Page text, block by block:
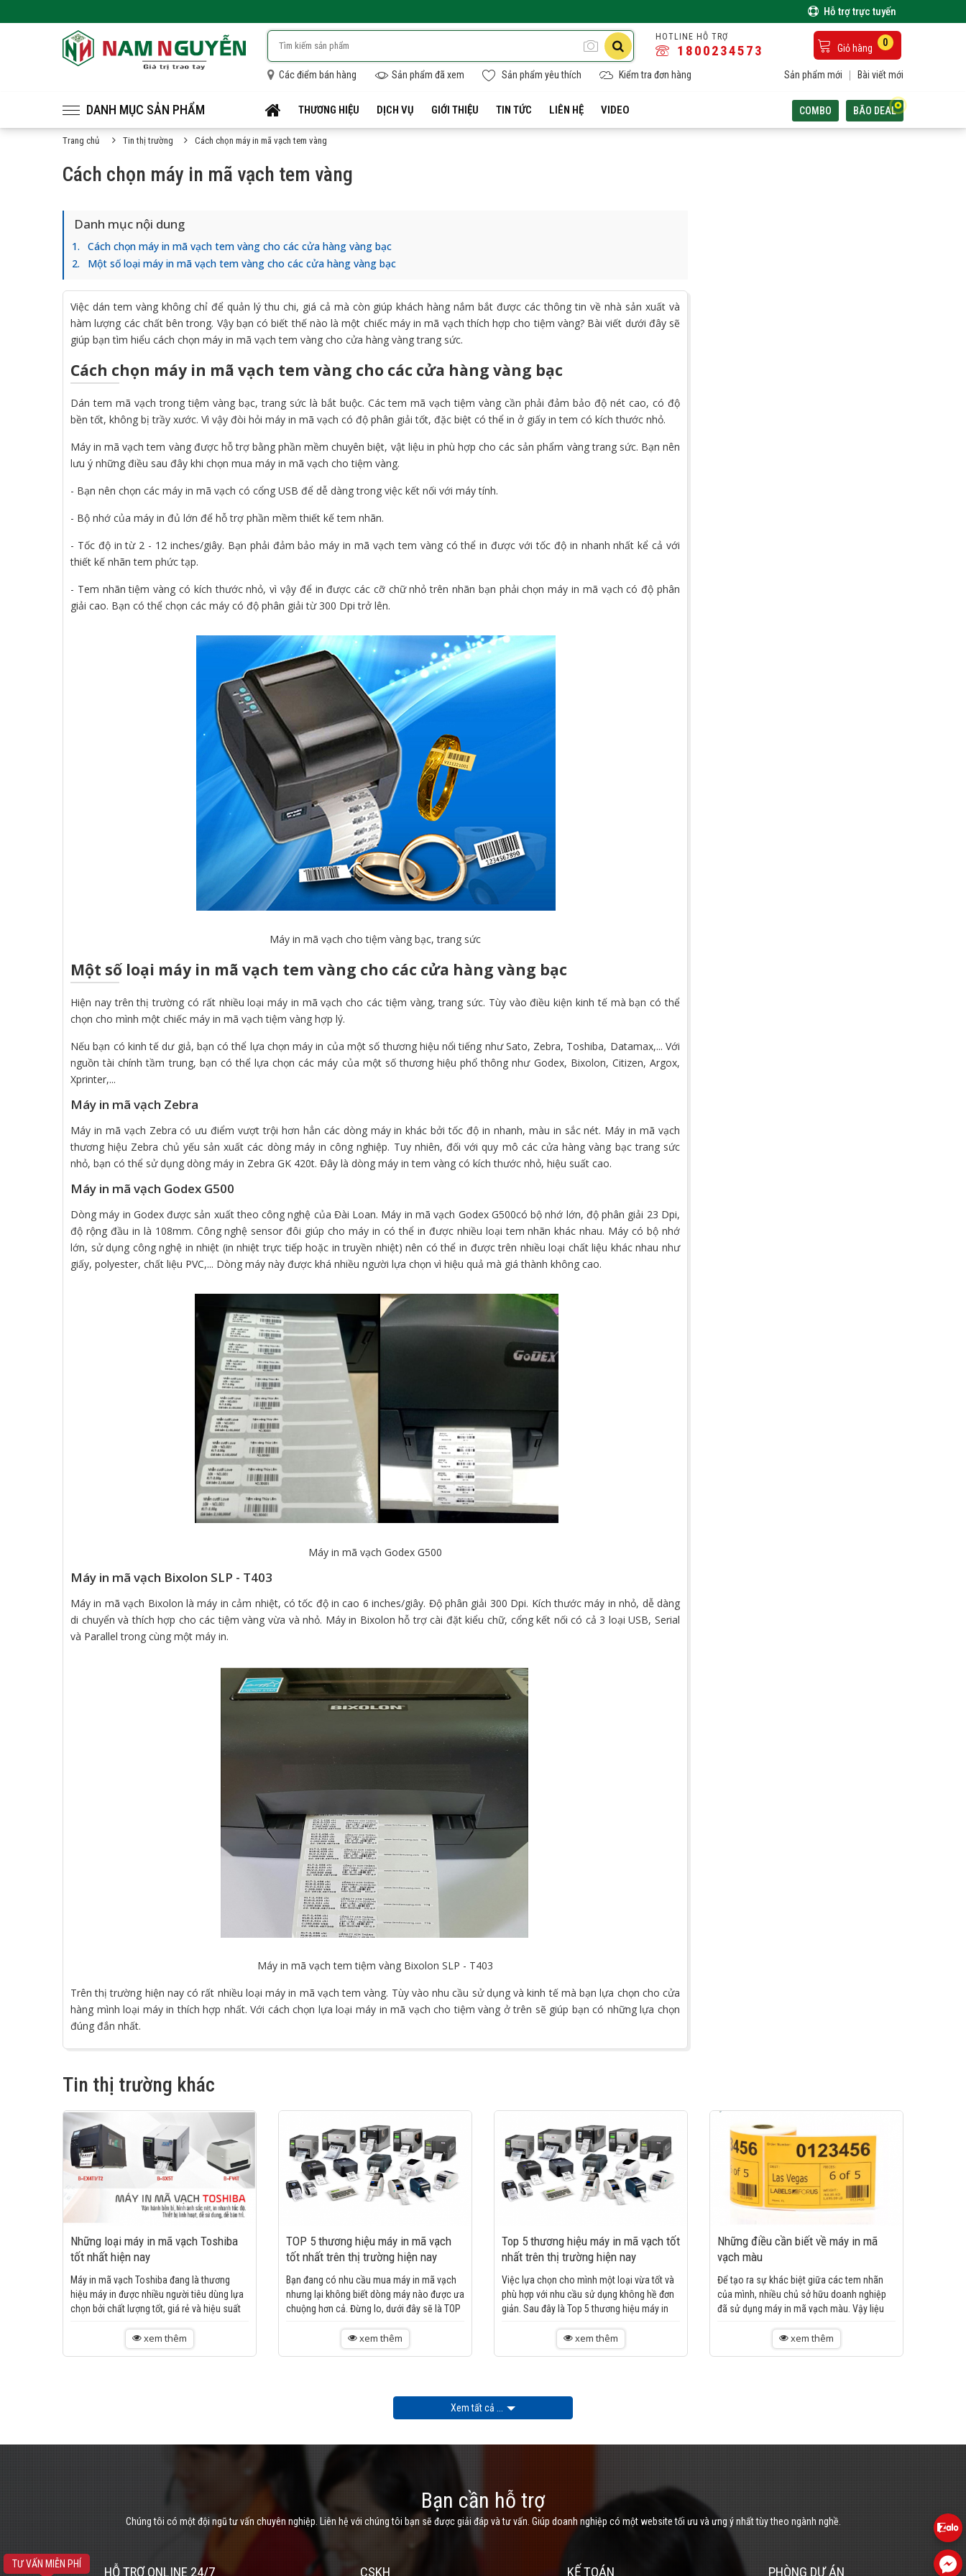
Hỗ trợ trực tuyến
HOTLINE HỖ TRỢ
1800234573 Giỏ hàng 0
Các điểm bán hàng Sản phẩm đã xem Sản phẩm yêu thích Kiểm tra đơn hàng Sản phẩm mới Bài viết mới
DANH MỤC SẢN PHẨM THƯƠNG HIỆU DỊCH VỤ GIỚI THIỆU TIN TỨC LIÊN HỆ VIDEO COMBO BÃO DEAL
Trang chủ Tin thị trường Cách chọn máy in mã vạch tem vàng
Cách chọn máy in mã vạch tem vàng
Danh mục nội dung
Cách chọn máy in mã vạch tem vàng cho các cửa hàng vàng bạc
Một số loại máy in mã vạch tem vàng cho các cửa hàng vàng bạc
Việc dán tem vàng không chỉ để quản lý thu chi, giá cả mà còn giúp khách hàng nắm bắt được các thông tin về nhà sản xuất và
hàm lượng các chất bên trong. Vậy bạn có biết thế nào là một chiếc máy in mã vạch thích hợp cho tiệm vàng? Bài viết dưới đây sẽ
giúp bạn tìm hiểu cách chọn máy in mã vạch tem vàng cho cửa hàng vàng trang sức.
Cách chọn máy in mã vạch tem vàng cho các cửa hàng vàng bạc
Dán tem mã vạch trong tiệm vàng bạc, trang sức là bắt buộc. Các tem mã vạch tiệm vàng cần phải đảm bảo độ nét cao, có độ
bền tốt, không bị trầy xước. Vì vậy đòi hỏi máy in mã vạch có độ phân giải tốt, đặc biệt có thể in ở giấy in tem có kích thước nhỏ.
Máy in mã vạch tem vàng được hỗ trợ bằng phần mềm chuyên biệt, vật liệu in phù hợp cho các sản phẩm vàng trang sức. Bạn nên
lưu ý những điều sau đây khi chọn mua máy in mã vạch cho tiệm vàng.
- Bạn nên chọn các máy in mã vạch có cổng USB để dễ dàng trong việc kết nối với máy tính.
- Bộ nhớ của máy in đủ lớn để hỗ trợ phần mềm thiết kế tem nhãn.
- Tốc độ in từ 2 - 12 inches/giây. Bạn phải đảm bảo máy in mã vạch tem vàng có thể in được với tốc độ in nhanh nhất kể cả với
thiết kế nhãn tem phức tạp.
- Tem nhãn tiệm vàng có kích thước nhỏ, vì vậy để in được các cỡ chữ nhỏ trên nhãn bạn phải chọn máy in mã vạch có độ phân
giải cao. Bạn có thể chọn các máy có độ phân giải từ 300 Dpi trở lên.
Máy in mã vạch cho tiệm vàng bạc, trang sức
Một số loại máy in mã vạch tem vàng cho các cửa hàng vàng bạc
Hiện nay trên thị trường có rất nhiều loại máy in mã vạch cho các tiệm vàng, trang sức. Tùy vào điều kiện kinh tế mà bạn có thể
chọn cho mình một chiếc máy in mã vạch tiệm vàng hợp lý.
Nếu bạn có kinh tế dư giả, bạn có thể lựa chọn máy in của một số thương hiệu nổi tiếng như Sato, Zebra, Toshiba, Datamax,... Với
nguồn tài chính tầm trung, bạn có thể lựa chọn các máy của một số thương hiệu phổ thông như Godex, Bixolon, Citizen, Argox,
Xprinter,...
Máy in mã vạch Zebra
Máy in mã vạch Zebra có ưu điểm vượt trội hơn hẳn các dòng máy in khác bởi tốc độ in nhanh, màu in sắc nét. Máy in mã vạch
thương hiệu Zebra chủ yếu sản xuất các dòng máy in công nghiệp. Tuy nhiên, đối với quy mô các cửa hàng vàng bạc trang sức
nhỏ, bạn có thể sử dụng dòng máy in Zebra GK 420t. Đây là dòng máy in tem vàng có kích thước nhỏ, hiệu suất cao.
Máy in mã vạch Godex G500
Dòng máy in Godex được sản xuất theo công nghệ của Đài Loan. Máy in mã vạch Godex G500có bộ nhớ lớn, độ phân giải 23 Dpi,
độ rộng đầu in là 108mm. Công nghệ sensor đôi giúp cho máy in có thể in được nhiều loại tem nhãn khác nhau. Máy có bộ nhớ
lớn, sử dụng công nghệ in nhiệt (in nhiệt trực tiếp hoặc in truyền nhiệt) nên có thể in được trên nhiều loại chất liệu khác nhau như
giấy, polyester, chất liệu PVC,... Dòng máy này được khá nhiều người lựa chọn vì hiệu quả mà giá thành không cao.
Máy in mã vạch Godex G500
Máy in mã vạch Bixolon SLP - T403
Máy in mã vạch Bixolon là máy in cảm nhiệt, có tốc độ in cao 6 inches/giây. Độ phân giải 300 Dpi. Kích thước máy in nhỏ, dễ dàng
di chuyển và thích hợp cho các tiệm vàng vừa và nhỏ. Máy in Bixolon hỗ trợ cài đặt kiểu chữ, cổng kết nối có cả 3 loại USB, Serial
và Parallel trong cùng một máy in.
Máy in mã vạch tem tiệm vàng Bixolon SLP - T403
Trên thị trường hiện nay có rất nhiều loại máy in mã vạch tem vàng. Tùy vào nhu cầu sử dụng và kinh tế mà bạn lựa chọn cho cửa
hàng mình loại máy in thích hợp nhất. Với cách chọn lựa loại máy in mã vạch cho tiệm vàng ở trên sẽ giúp bạn có những lựa chọn
đúng đắn nhất.
Tin thị trường khác
Những loại máy in mã vạch Toshiba
tốt nhất hiện nay
Máy in mã vạch Toshiba đang là thương
hiệu máy in được nhiều người tiêu dùng lựa
chọn bởi chất lượng tốt, giá rẻ và hiệu suất
xem thêm
TOP 5 thương hiệu máy in mã vạch
tốt nhất trên thị trường hiện nay
Bạn đang có nhu cầu mua máy in mã vạch
nhưng lại không biết dòng máy nào được ưa
chuộng hơn cả. Đừng lo, dưới đây sẽ là TOP
xem thêm
Top 5 thương hiệu máy in mã vạch tốt
nhất trên thị trường hiện nay
Việc lựa chọn cho mình một loại vừa tốt và
phù hợp với nhu cầu sử dụng không hề đơn
giản. Sau đây là Top 5 thương hiệu máy in
xem thêm
Những điều cần biết về máy in mã
vạch màu
Để tạo ra sự khác biệt giữa các tem nhãn
của mình, nhiều chủ sở hữu doanh nghiệp
đã sử dụng máy in mã vạch màu. Vậy liệu
xem thêm
Xem tất cả ...
Bạn cần hỗ trợ
Chúng tôi có một đội ngũ tư vấn chuyên nghiệp. Liên hệ với chúng tôi bạn sẽ được giải đáp và tư vấn. Giúp doanh nghiệp có một website tối ưu và ưng ý nhất tùy theo ngành nghề.
HỖ TRỢ ONLINE 24/7 CSKH KẾ TOÁN PHÒNG DỰ ÁN
TƯ VẤN MIỄN PHÍ